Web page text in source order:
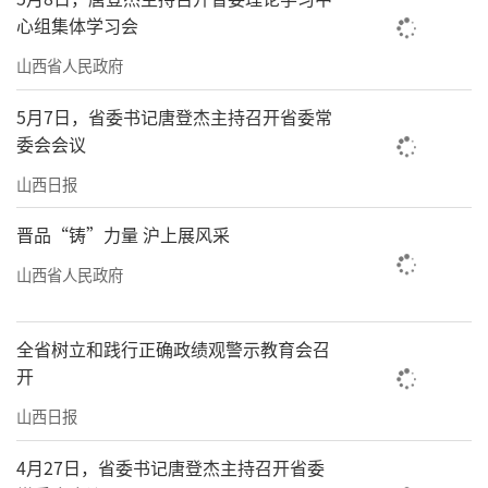
心组集体学习会
山西省人民政府
5月7日，省委书记唐登杰主持召开省委常
委会会议
山西日报
晋品“铸”力量 沪上展风采
山西省人民政府
全省树立和践行正确政绩观警示教育会召
开
山西日报
4月27日，省委书记唐登杰主持召开省委